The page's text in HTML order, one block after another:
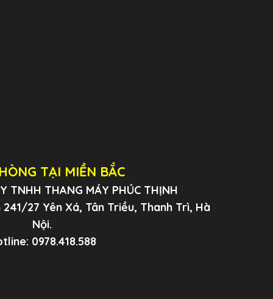
TẠI MIỀN BẮC
TNHH THANG MÁY PHÚC THỊNH
241/27 Yên Xá, Tân Triều, Thanh Trì, Hà
Nội.
0978.418.588